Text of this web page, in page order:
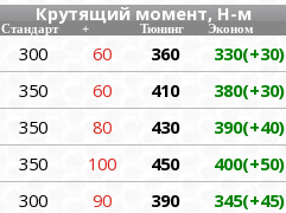
Крутящий момент, Н-м
Стандарт + Тюнинг Эконом
300 60 360 330(+30)
350 60 410 380(+30)
350 80 430 390(+40)
350 100 450 400(+50)
300 90 390 345(+45)